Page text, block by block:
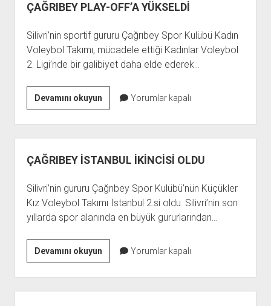
ÇAĞRIBEY PLAY-OFF’A YÜKSELDİ
Silivri’nin sportif gururu Çağrıbey Spor Kulübü Kadın
Voleybol Takımı, mücadele ettiği Kadınlar Voleybol
2. Ligi’nde bir galibiyet daha elde ederek…
Devamını okuyunÇAĞRIBEY
PLAY-
OFF’A
YÜKSELDİ
Yorumlar kapalı
ÇAĞRIBEY İSTANBUL İKİNCİSİ OLDU
Silivri’nin gururu Çağrıbey Spor Kulübü’nün Küçükler
Kız Voleybol Takımı İstanbul 2.si oldu. Silivri’nin son
yıllarda spor alanında en büyük gururlarından…
Devamını okuyunÇAĞRIBEY
İSTANBUL
İKİNCİSİ
OLDU
Yorumlar kapalı